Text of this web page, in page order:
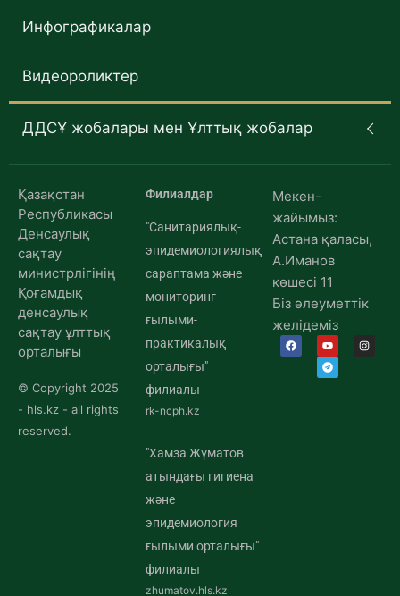
Инфографикалар
Видеороликтер
ДДСҰ жобалары мен Ұлттық жобалар
Қазақстан
Республикасы
Денсаулық
сақтау
министрлігінің
Қоғамдық
денсаулық
сақтау ұлттық
орталығы
© Copyright 2025
- hls.kz - all rights
reserved.
Филиалдар
"Санитариялық-
эпидемиологиялық
сараптама және
мониторинг
ғылыми-
практикалық
орталығы"
филиалы
rk-ncph.kz
"Хамза Жұматов
атындағы гигиена
және
эпидемиология
ғылыми орталығы"
филиалы
zhumatov.hls.kz
Мекен-
жайымыз:
Астана қаласы,
А.Иманов
көшесі 11
Біз әлеуметтік
желідеміз